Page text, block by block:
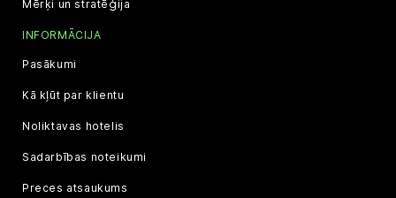
Mērķi un stratēģija
INFORMĀCIJA
Pasākumi
Kā kļūt par klientu
Noliktavas hotelis
Sadarbības noteikumi
Preces atsaukums